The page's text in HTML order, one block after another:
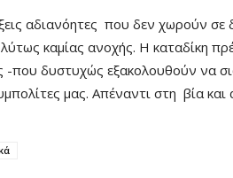
αδιανόητες που δεν χωρούν σε
καμίας ανοχής. Η καταδίκη
-που δυστυχώς εξακολουθούν να
μας. Απέναντι στη βία και